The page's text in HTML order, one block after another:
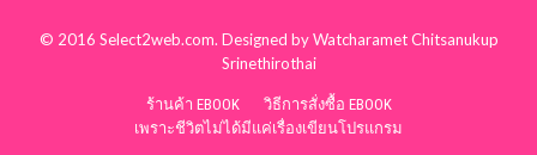
© 2016 Select2web.com. Designed byWatcharamet Chitsanukup
Srinethirothai
ร้านค้า EBOOK
วิธีการสั่งซื้อ EBOOK
เพราะชีวิตไม่ได้มีแค่เรื่องเขียนโปรแกรม